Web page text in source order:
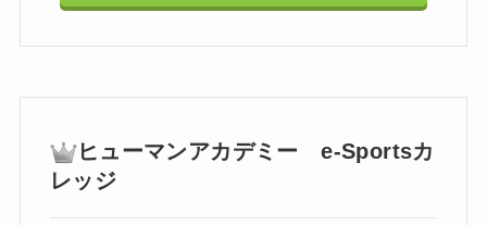
ヒューマンアカデミー e-Sportsカ
レッジ